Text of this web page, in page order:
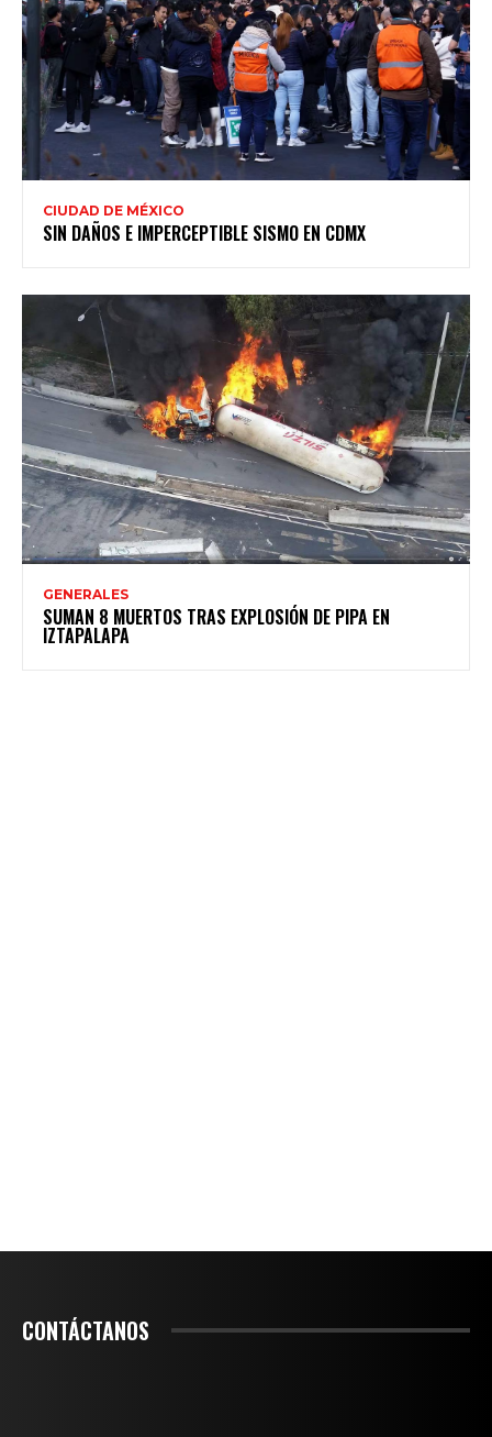
CIUDAD DE MÉXICO
SIN DAÑOS E IMPERCEPTIBLE SISMO EN CDMX
GENERALES
SUMAN 8 MUERTOS TRAS EXPLOSIÓN DE PIPA EN
IZTAPALAPA
CONTÁCTANOS